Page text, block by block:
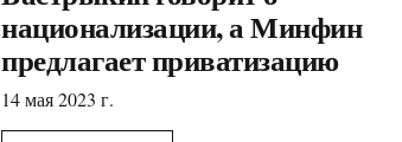
национализации, а Минфин
предлагает приватизацию
14 мая 2023 г.